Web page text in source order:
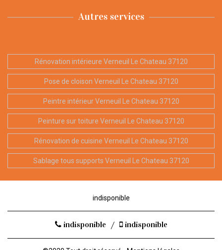
Autres services
Rénovation intérieure Verneuil Le Chateau 37120
Pose de cloison Verneuil Le Chateau 37120
Peintre intérieur Verneuil Le Chateau 37120
Peinture sur toiture Verneuil Le Chateau 37120
Rénovation de cuisine Verneuil Le Chateau 37120
Sablage tous supports Verneuil Le Chateau 37120
indisponible
indisponible / indisponible